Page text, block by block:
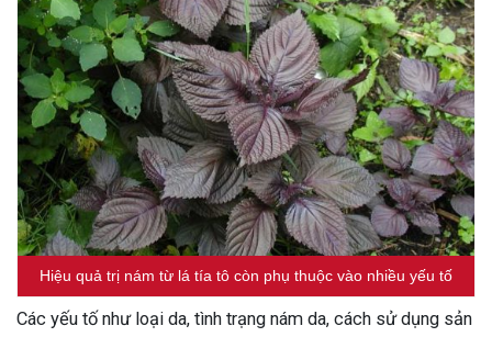
Hiệu quả trị nám từ lá tía tô còn phụ thuộc vào nhiều yếu tố
Các yếu tố như loại da, tình trạng nám da, cách sử dụng sản